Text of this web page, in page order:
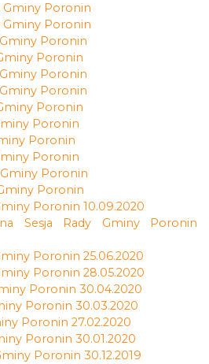
Gminy Poronin
Gminy Poronin
Gminy Poronin
Poronin
Gminy Poronin
Gminy Poronin
Poronin
Poronin
Poronin
Poronin
Gminy Poronin
Poronin
Poronin 10.09.2020
Sesja Rady Gminy Poronin
Poronin 25.06.2020
Poronin 28.05.2020
Poronin 30.04.2020
Poronin 30.03.2020
Poronin 27.02.2020
Poronin 30.01.2020
Poronin 30.12.2019